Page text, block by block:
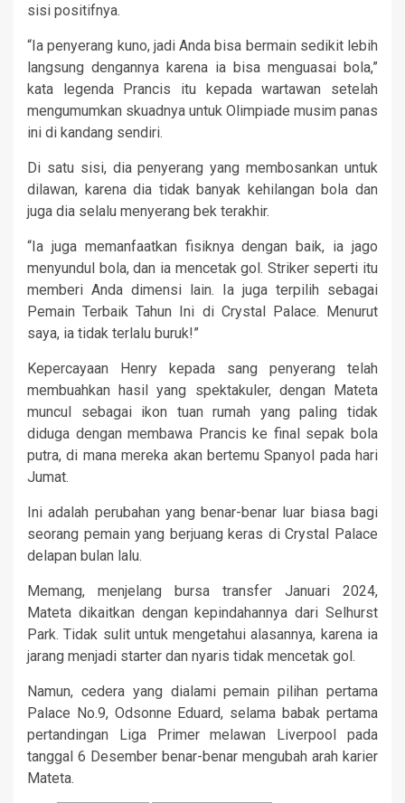
sisi positifnya.
“Ia penyerang kuno, jadi Anda bisa bermain sedikit lebih
langsung dengannya karena ia bisa menguasai bola,”
kata legenda Prancis itu kepada wartawan setelah
mengumumkan skuadnya untuk Olimpiade musim panas
ini di kandang sendiri.
Di satu sisi, dia penyerang yang membosankan untuk
dilawan, karena dia tidak banyak kehilangan bola dan
juga dia selalu menyerang bek terakhir.
“Ia juga memanfaatkan fisiknya dengan baik, ia jago
menyundul bola, dan ia mencetak gol. Striker seperti itu
memberi Anda dimensi lain. Ia juga terpilih sebagai
Pemain Terbaik Tahun Ini di Crystal Palace. Menurut
saya, ia tidak terlalu buruk!”
Kepercayaan Henry kepada sang penyerang telah
membuahkan hasil yang spektakuler, dengan Mateta
muncul sebagai ikon tuan rumah yang paling tidak
diduga dengan membawa Prancis ke final sepak bola
putra, di mana mereka akan bertemu Spanyol pada hari
Jumat.
Ini adalah perubahan yang benar-benar luar biasa bagi
seorang pemain yang berjuang keras di Crystal Palace
delapan bulan lalu.
Memang, menjelang bursa transfer Januari 2024,
Mateta dikaitkan dengan kepindahannya dari Selhurst
Park. Tidak sulit untuk mengetahui alasannya, karena ia
jarang menjadi starter dan nyaris tidak mencetak gol.
Namun, cedera yang dialami pemain pilihan pertama
Palace No.9, Odsonne Eduard, selama babak pertama
pertandingan Liga Primer melawan Liverpool pada
tanggal 6 Desember benar-benar mengubah arah karier
Mateta.